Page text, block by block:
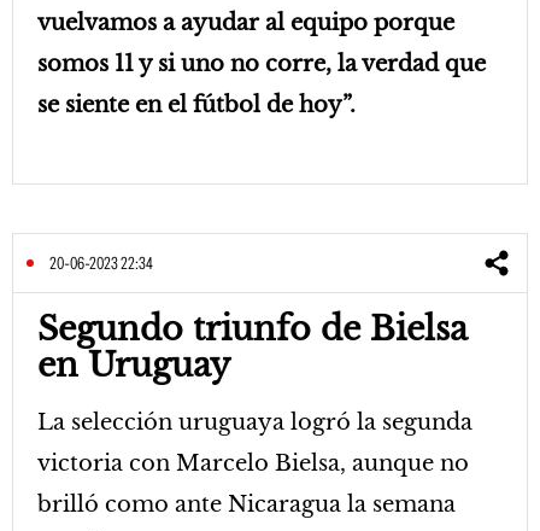
vuelvamos a ayudar al equipo porque
somos 11 y si uno no corre, la verdad que
se siente en el fútbol de hoy”.
20-06-2023 22:34
Segundo triunfo de Bielsa
en Uruguay
La selección uruguaya logró la segunda
victoria con Marcelo Bielsa, aunque no
brilló como ante Nicaragua la semana